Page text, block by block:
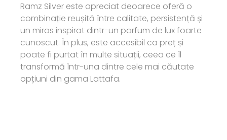
Ramz Silver este apreciat deoarece oferă o
combinație reușită între calitate, persistență și
un miros inspirat dintr-un parfum de lux foarte
cunoscut. În plus, este accesibil ca preț și
poate fi purtat în multe situații, ceea ce îl
transformă într-una dintre cele mai căutate
opțiuni din gama Lattafa.